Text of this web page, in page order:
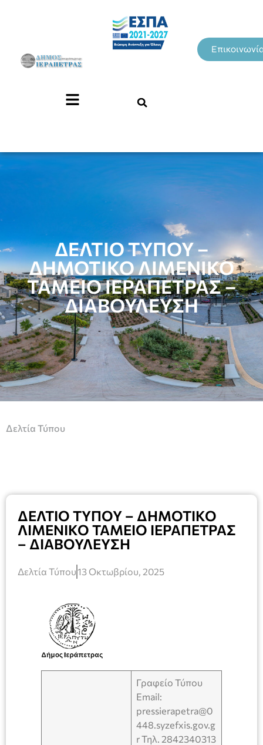
ΔΕΛΤΙΟ ΤΥΠΟΥ –
ΔΗΜΟΤΙΚΟ ΛΙΜΕΝΙΚΟ
ΤΑΜΕΙΟ ΙΕΡΑΠΕΤΡΑΣ –
ΔΙΑΒΟΥΛΕΥΣΗ
Δελτία Τύπου
ΔΕΛΤΙΟ ΤΥΠΟΥ – ΔΗΜΟΤΙΚΟ
ΛΙΜΕΝΙΚΟ ΤΑΜΕΙΟ ΙΕΡΑΠΕΤΡΑΣ
– ΔΙΑΒΟΥΛΕΥΣΗ
Δελτία Τύπου13 Οκτωβρίου, 2025
Γραφείο Τύπου
Email:
pressierapetra@0
448.syzefxis.gov.g
r Τηλ. 2842340313